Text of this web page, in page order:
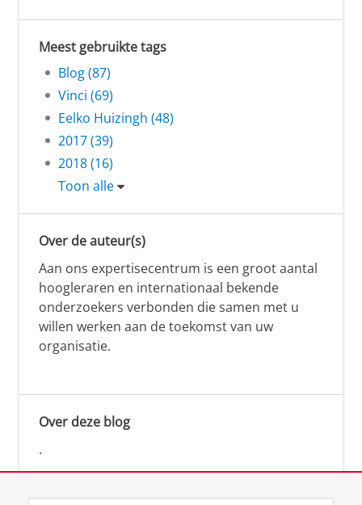
Meest gebruikte tags
Blog (87)
Vinci (69)
Eelko Huizingh (48)
2017 (39)
2018 (16)
Toon alle
Over de auteur(s)
Aan ons expertisecentrum is een groot aantal
hoogleraren en internationaal bekende
onderzoekers verbonden die samen met u
willen werken aan de toekomst van uw
organisatie.
Over deze blog
.